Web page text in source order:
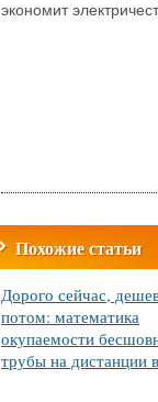
экономит
Похожие статьи
Дорого сейчас,
потом: математика
окупаемости
трубы на дистанции